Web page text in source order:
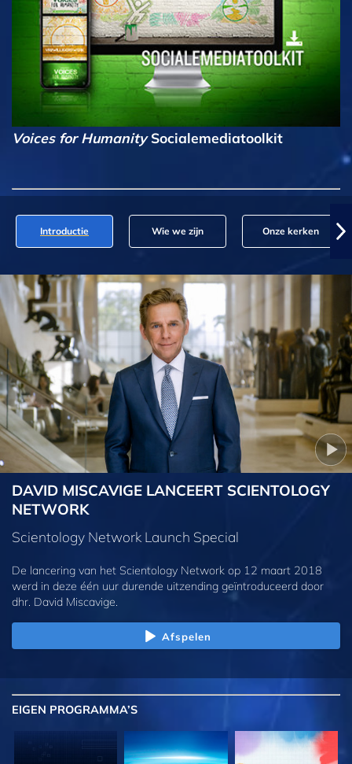
Voices for HumanitySocialemediatoolkit
Introductie Wie we zijn Onze kerken
DAVID MISCAVIGE LANCEERT SCIENTOLOGY
NETWORK
Scientology Network Launch Special
De lancering van het Scientology Network op 12 maart 2018
werd in deze één uur durende uitzending geïntroduceerd door
dhr. David Miscavige.
Afspelen
EIGEN PROGRAMMA’S